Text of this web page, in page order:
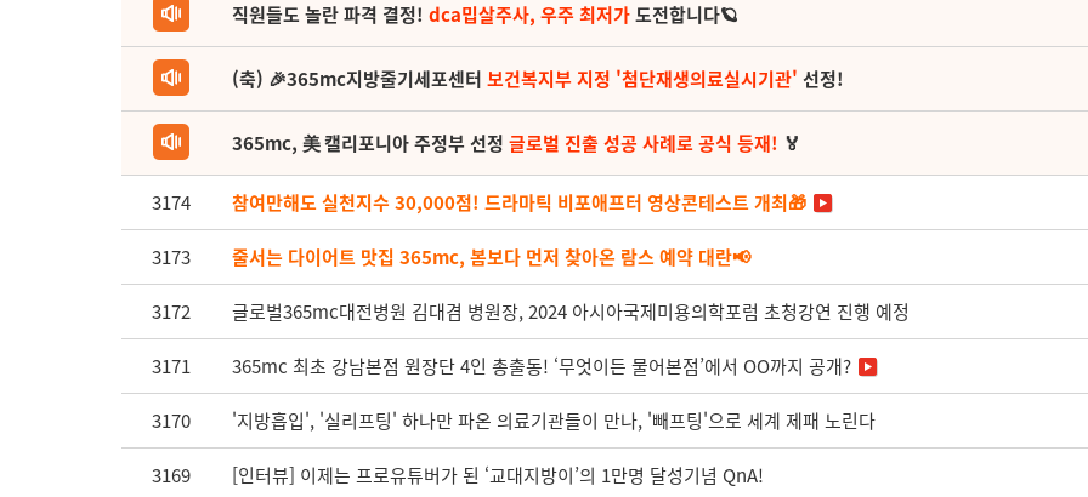
직원들도 놀란 파격 결정! dca밉살주사, 우주 최저가도전합니다🪐
(축) 🎉365mc지방줄기세포센터 보건복지부 지정 '첨단재생의료실시기관' 선정!
365mc, 美 캘리포니아 주정부 선정 글로벌 진출 성공 사례로 공식 등재! 🏅
3174 참여만해도 실천지수 30,000점! 드라마틱 비포애프터 영상콘테스트 개최🎁
3173 줄서는 다이어트 맛집 365mc, 봄보다 먼저 찾아온 람스 예약 대란📢
3172 글로벌365mc대전병원 김대겸 병원장, 2024 아시아국제미용의학포럼 초청강연 진행 예정
3171 365mc 최초 강남본점 원장단 4인 총출동! ‘무엇이든 물어본점’에서 OO까지 공개?
3170 '지방흡입', '실리프팅' 하나만 파온 의료기관들이 만나, '빼프팅'으로 세계 제패 노린다
3169 [인터뷰] 이제는 프로유튜버가 된 ‘교대지방이’의 1만명 달성기념 QnA!